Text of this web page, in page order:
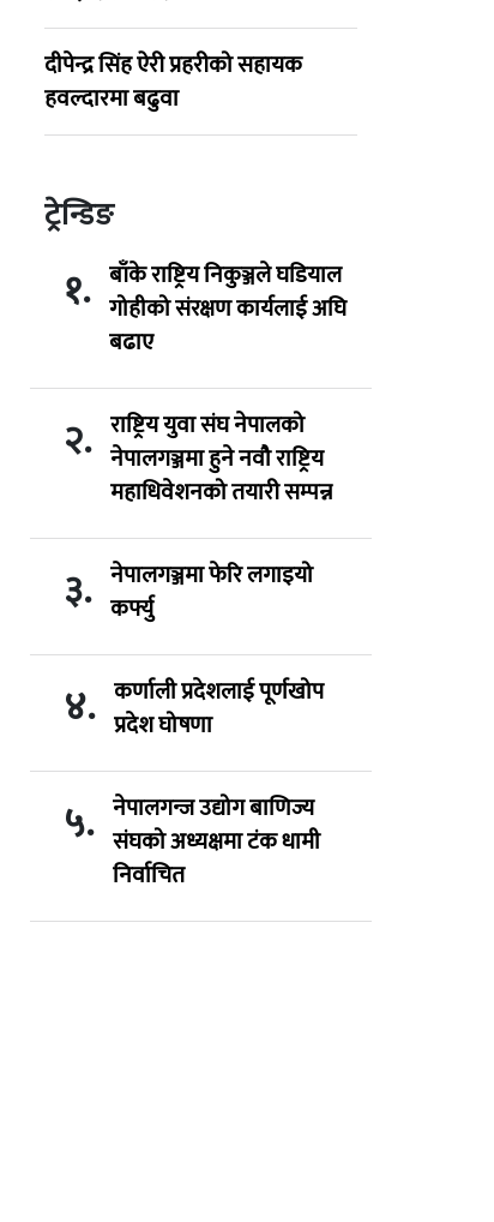
दीपेन्द्र सिंह ऐरी प्रहरीको सहायक
हवल्दारमा बढुवा
ट्रेन्डिङ
१. बाँके राष्ट्रिय निकुञ्जले घडियाल
गोहीको संरक्षण कार्यलाई अघि
बढाए
२. राष्ट्रिय युवा संघ नेपालको
नेपालगञ्जमा हुने नवौ राष्ट्रिय
महाधिवेशनको तयारी सम्पन्न
३. नेपालगञ्जमा फेरि लगाइयो
कर्फ्यु
४. कर्णाली प्रदेशलाई पूर्णखोप
प्रदेश घोषणा
५. नेपालगन्ज उद्योग बाणिज्य
संघको अध्यक्षमा टंक धामी
निर्वाचित